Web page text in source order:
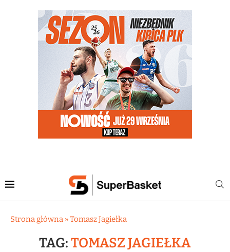
Strona główna »Tomasz Jagiełka
TAG:TOMASZ JAGIEŁKA